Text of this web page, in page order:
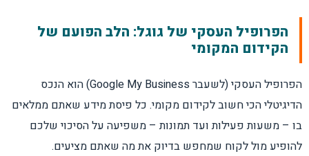
הפרופיל העסקי של גוגל: הלב הפועם של
הקידום המקומי
הפרופיל העסקי (לשעבר Google My Business) הוא הנכס
הדיגיטלי הכי חשוב לקידום מקומי. כל פיסת מידע שאתם ממלאים
בו – משעות פעילות ועד תמונות – משפיעה על הסיכוי שלכם
להופיע מול לקוח שמחפש בדיוק את מה שאתם מציעים.